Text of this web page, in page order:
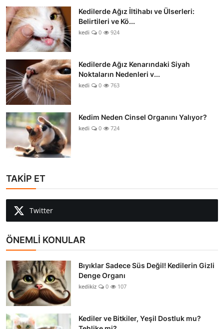
Kedilerde Ağız İltihabı ve Ülserleri:
Belirtileri ve Kö...
kedi 0 924
Kedilerde Ağız Kenarındaki Siyah
Noktaların Nedenleri v...
kedi 0 763
Kedim Neden Cinsel Organını Yalıyor?
kedi 0 724
TAKİP ET
Twitter
ÖNEMLİ KONULAR
Bıyıklar Sadece Süs Değil! Kedilerin Gizli
Denge Organı
kedikiz 0 107
Kediler ve Bitkiler, Yeşil Dostluk mu?